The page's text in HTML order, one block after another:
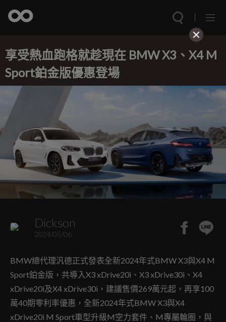
享受熱血跑格就趁現在 BMW X3、X4 M
Sport鉑金版優惠登場
Dickson
2024/05/06
BMW總代理汎德正式發表全新2024年式BMW X3與X4 M
Sport鉑金版，共導入X3 xDrive20i、X3 xDrive30i、X4
xDrive20i及X4 xDrive30i，建議售價269萬元起，再享100
萬40期零利率優惠，全新2024年式BMW X3與X4
xDrive20i M Sport車型升級M空力套件、M專屬輪圈，與